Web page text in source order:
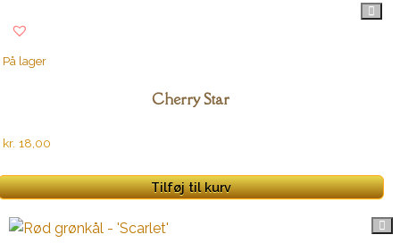
På lager
Cherry Star
kr. 18,00
Tilføj til kurv